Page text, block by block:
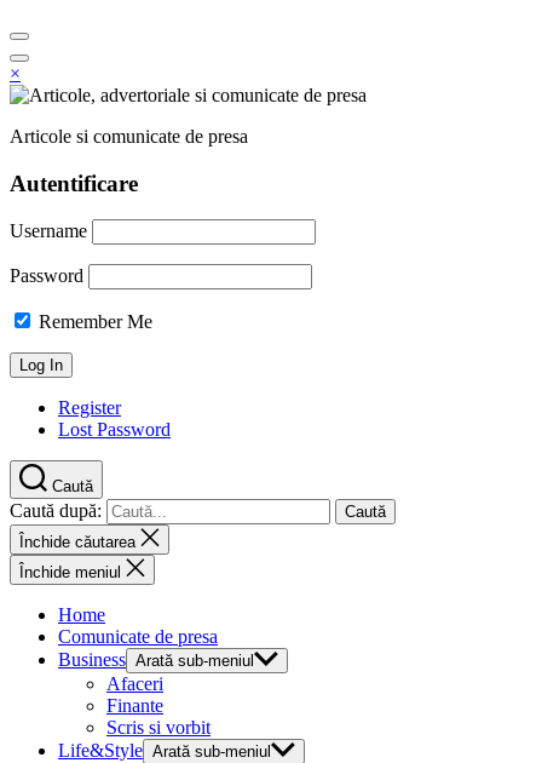
×
Articole si comunicate de presa
Autentificare
Username
Password
Remember Me
Register
Lost Password
Caută
Caută după:
Închide căutarea
Închide meniul
Home
Comunicate de presa
Business Arată sub-meniul
Afaceri
Finante
Scris si vorbit
Life&Style Arată sub-meniul